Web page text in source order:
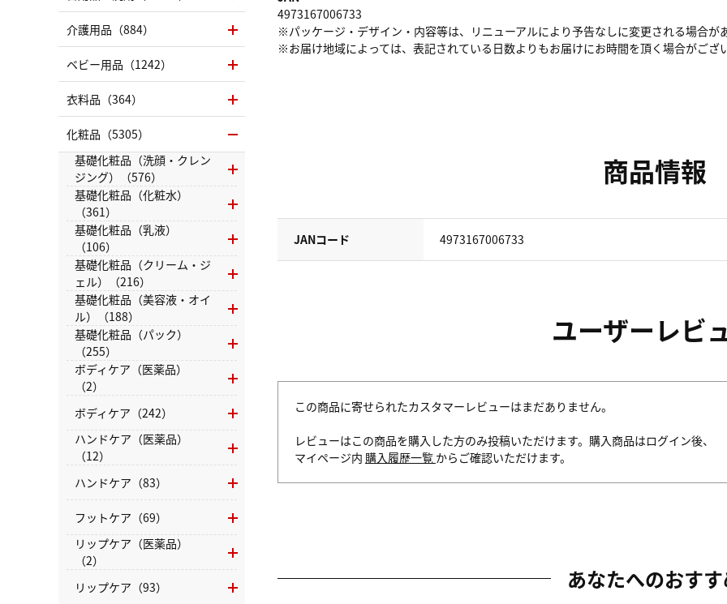
4973167006733
※パッケージ・デザイン・内容等は、リニューアルにより予告なしに変更される場合が
※お届け地域によっては、表記されている日数よりもお届けにお時間を頂く場合がござ
商品情報
JANコード 4973167006733
ユーザーレビ
この商品に寄せられたカスタマーレビューはまだありません。
レビューはこの商品を購入した方のみ投稿いただけます。購入商品はログイン後、
マイページ内 購入履歴一覧 からご確認いただけます。
あなたへのおす
介護用品（884）
ベビー用品（1242）
衣料品（364）
化粧品（5305）
基礎化粧品（洗顔・クレン
ジング）（576）
基礎化粧品（化粧水）
（361）
基礎化粧品（乳液）
（106）
基礎化粧品（クリーム・ジ
ェル）（216）
基礎化粧品（美容液・オイ
ル）（188）
基礎化粧品（パック）
（255）
ボディケア（医薬品）
（2）
ボディケア（242）
ハンドケア（医薬品）
（12）
ハンドケア（83）
フットケア（69）
リップケア（医薬品）
（2）
リップケア（93）